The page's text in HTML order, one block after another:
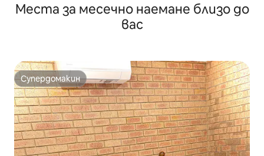
Места за месечно наемане близо до
вас
Супердомакин
Супердомакин